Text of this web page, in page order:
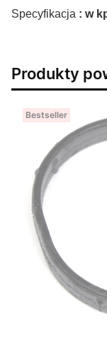
Specyfikacja : w
Produkty
Bestseller